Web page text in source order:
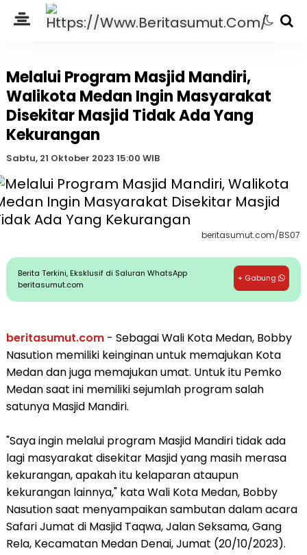
Melalui Program Masjid Mandiri,
Walikota Medan Ingin Masyarakat
Disekitar Masjid Tidak Ada Yang
Kekurangan
Sabtu, 21 Oktober 2023 15:00 WIB
beritasumut.com/BS07
Berita Terkini, Eksklusif di Saluran WhatsApp
beritasumut.com
+ Gabung
beritasumut.com- Sebagai Wali Kota Medan, Bobby
Nasution memiliki keinginan untuk memajukan Kota
Medan dan juga memajukan umat. Untuk itu Pemko
Medan saat ini memiliki sejumlah program salah
satunya Masjid Mandiri.
"Saya ingin melalui program Masjid Mandiri tidak ada
lagi masyarakat disekitar Masjid yang masih merasa
kekurangan, apakah itu kelaparan ataupun
kekurangan lainnya," kata Wali Kota Medan, Bobby
Nasution saat menyampaikan sambutan dalam acara
Safari Jumat di Masjid Taqwa, Jalan Seksama, Gang
Rela, Kecamatan Medan Denai, Jumat (20/10/2023).